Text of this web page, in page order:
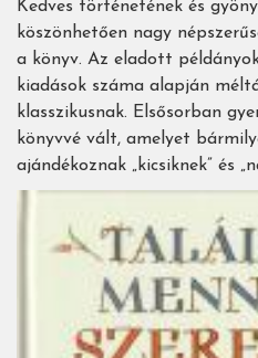
Kedves történetének és
köszönhetően nagy
a könyv. Az eladott
kiadások száma alapján
klasszikusnak. Elsősorban
könyvvé vált, amelyet
ajándékoznak „kicsiknek” és